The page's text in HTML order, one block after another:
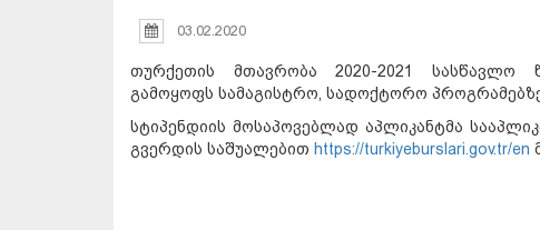
03.02.2020
თურქეთის მთავრობა 2020-2021 სასწავლო
გამოყოფს სამაგისტრო, სადოქტორო პროგრამებზე
სტიპენდიის მოსაპოვებლად აპლიკანტმა
გვერდის საშუალებით https://turkiyeburslari.gov.tr/en